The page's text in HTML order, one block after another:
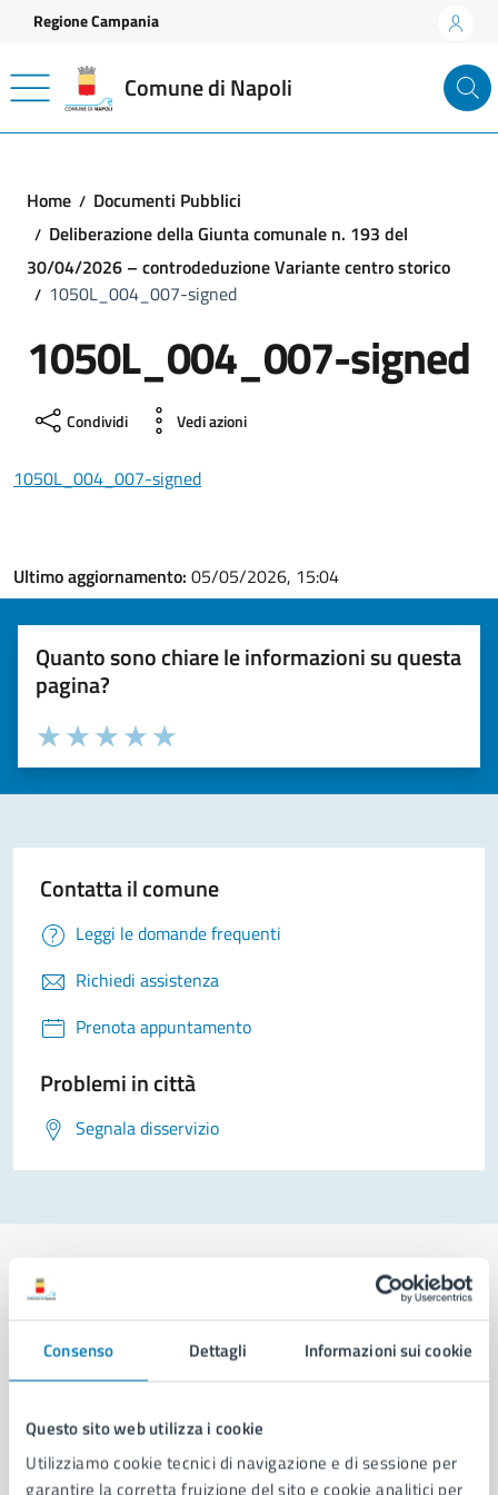
Consenso Dettagli Informazioni sui cookie
Questo sito web utilizza i cookie
Utilizziamo cookie tecnici di navigazione e di sessione per
garantire la corretta fruizione del sito e cookie analitici per
Vai ai contenuti
Vai al footer
Regione Campania
Comune di Napoli
Home
Documenti Pubblici
Deliberazione della Giunta comunale n. 193 del
30/04/2026 – controdeduzione Variante centro storico
1050L_004_007-signed
1050L_004_007-signed
Condividi Vedi azioni
1050L_004_007-signed
Ultimo aggiornamento: 05/05/2026, 15:04
Quanto sono chiare le informazioni su questa
pagina?
Valuta la chiarezza delle informazioni (da 1 a 5 stelle)
Seleziona il numero di stelle per valutare la chiarezza delle
Valuta 5 stelle su 5
Valuta 4 stelle su 5
Valuta 3 stelle su 5
Valuta 2 stelle su 5
Valuta 1 stelle su 5
Contatta il comune
Leggi le domande frequenti
Richiedi assistenza
Prenota appuntamento
Problemi in città
Segnala disservizio
Comune di Napoli
Organi di governo